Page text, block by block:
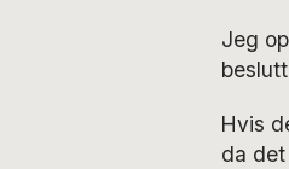
Jeg
Hvis
da